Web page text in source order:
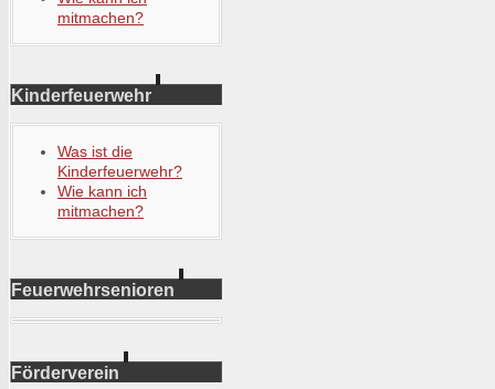
mitmachen?
Kinderfeuerwehr
Was ist die
Kinderfeuerwehr?
Wie kann ich
mitmachen?
Feuerwehrsenioren
Förderverein